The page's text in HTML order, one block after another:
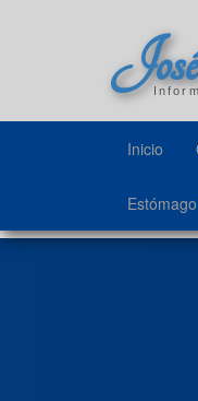
Inicio